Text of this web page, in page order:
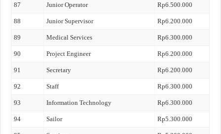
87 Junior Operator Rp6.500.000
88 Junior Supervisor Rp6.200.000
89 Medical Services Rp6.300.000
90 Project Engineer Rp6.200.000
91 Secretary Rp6.200.000
92 Staff Rp6.300.000
93 Information Technology Rp6.300.000
94 Sailor Rp5.300.000